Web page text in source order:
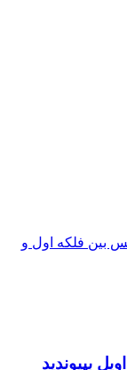
بین فلکه اول و